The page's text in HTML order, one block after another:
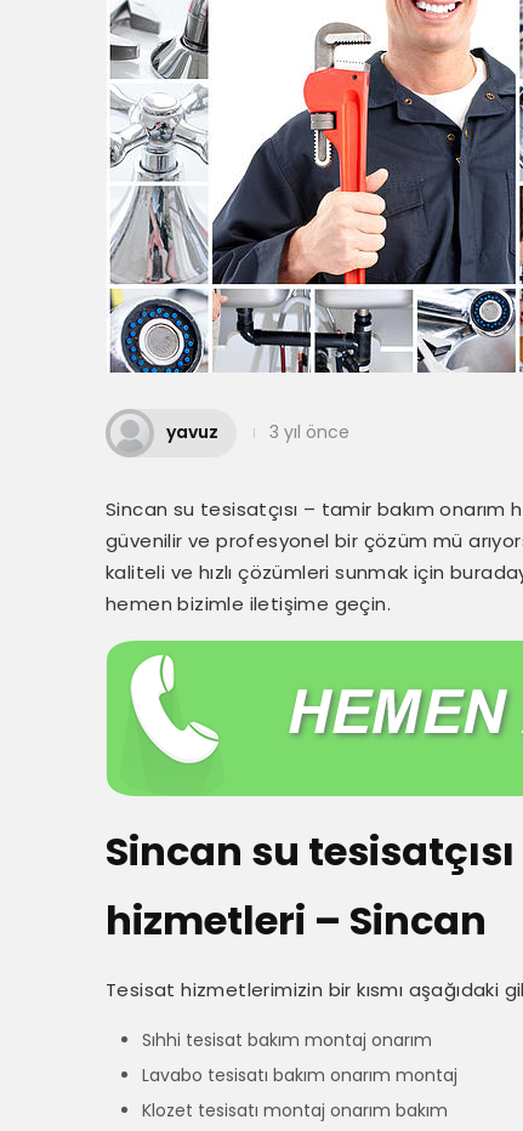
yavuz 3 yıl önce
Sincan su tesisatçısı – tamir bakım
güvenilir ve profesyonel bir çözüm mü
kaliteli ve hızlı çözümleri sunmak için
hemen bizimle iletişime geçin.
Sincan su
hizmetleri – Sincan
Tesisat hizmetlerimizin bir kısmı aşağıdaki
Sıhhi tesisat bakım montaj onarım
Lavabo tesisatı bakım onarım montaj
Klozet tesisatı montaj onarım bakım